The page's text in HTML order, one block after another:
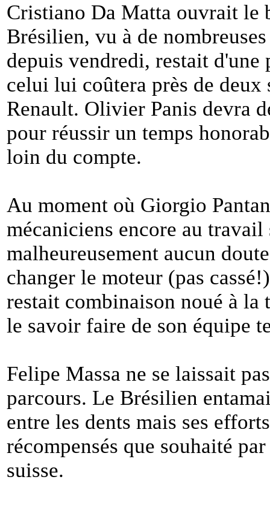
Cristiano Da Matta ouvrait le
Brésilien, vu à de
depuis vendredi, restait d'une
celui lui coûtera près de deux
Renault. Olivier Panis devra
pour réussir un temps
loin du compte.
Au moment où Giorgio
mécaniciens encore au
malheureusement aucun
changer le moteur (pas
restait combinaison noué à la
le savoir faire de son équipe
Felipe Massa ne se laissait
parcours. Le Brésilien
entre les dents mais ses
récompensés que souhaité
suisse.